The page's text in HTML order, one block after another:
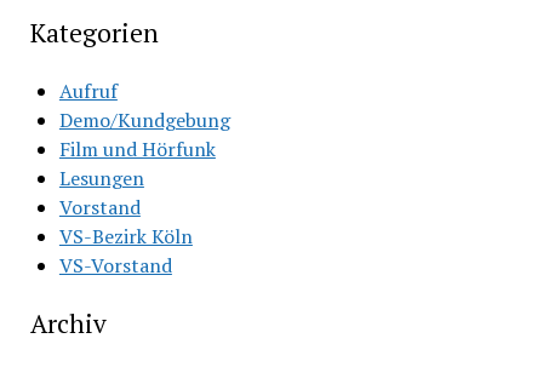
Kategorien
Aufruf
Demo/Kundgebung
Film und Hörfunk
Lesungen
Vorstand
VS-Bezirk Köln
VS-Vorstand
Archiv